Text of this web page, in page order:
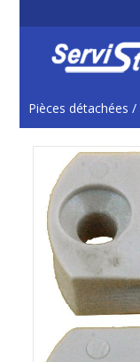
Pièces détachées /